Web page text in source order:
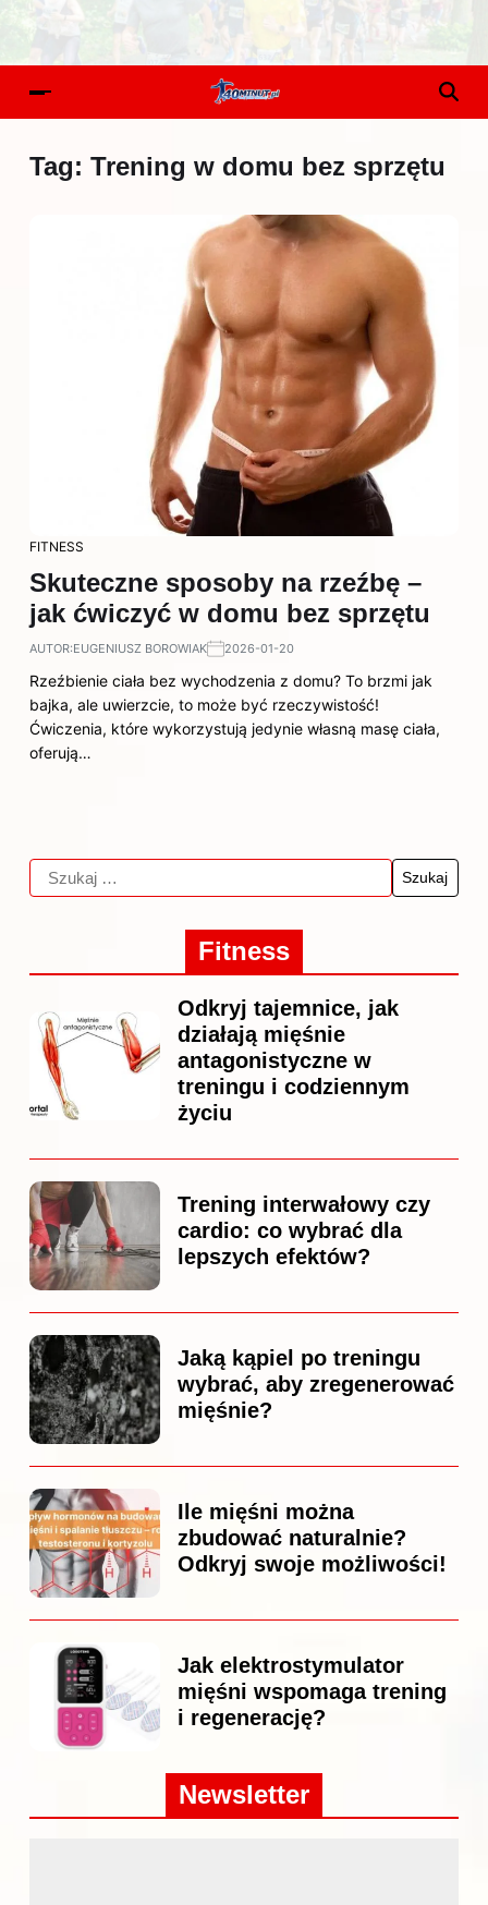
Tag: Trening w domu bez sprzętu
FITNESS
Skuteczne sposoby na rzeźbę –
jak ćwiczyć w domu bez sprzętu
AUTOR:EUGENIUSZ BOROWIAK 2026-01-20
Rzeźbienie ciała bez wychodzenia z domu? To brzmi jak
bajka, ale uwierzcie, to może być rzeczywistość!
Ćwiczenia, które wykorzystują jedynie własną masę ciała,
oferują…
Fitness
Odkryj tajemnice, jak
działają mięśnie
antagonistyczne w
treningu i codziennym
życiu
Trening interwałowy czy
cardio: co wybrać dla
lepszych efektów?
Jaką kąpiel po treningu
wybrać, aby zregenerować
mięśnie?
Ile mięśni można
zbudować naturalnie?
Odkryj swoje możliwości!
Jak elektrostymulator
mięśni wspomaga trening
i regenerację?
Newsletter